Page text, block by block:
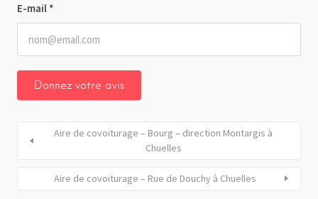
E-mail *
Aire de covoiturage – Bourg – direction Montargis à
Chuelles
Aire de covoiturage – Rue de Douchy à Chuelles